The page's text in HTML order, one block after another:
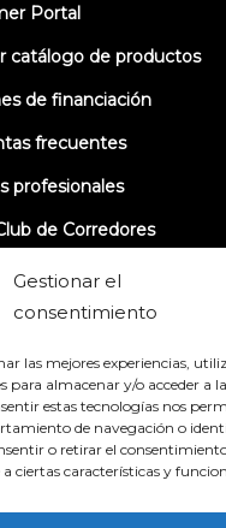
Gestionar el
consentimiento
las mejores experiencias,
para almacenar y/o acceder a
estas tecnologías nos
de navegación o
o retirar el
ciertas características y
Portal(opens
new
catálogo de productos
de financiación
frecuentes
profesionales
de Corredores
sobre la retirada
privacidad